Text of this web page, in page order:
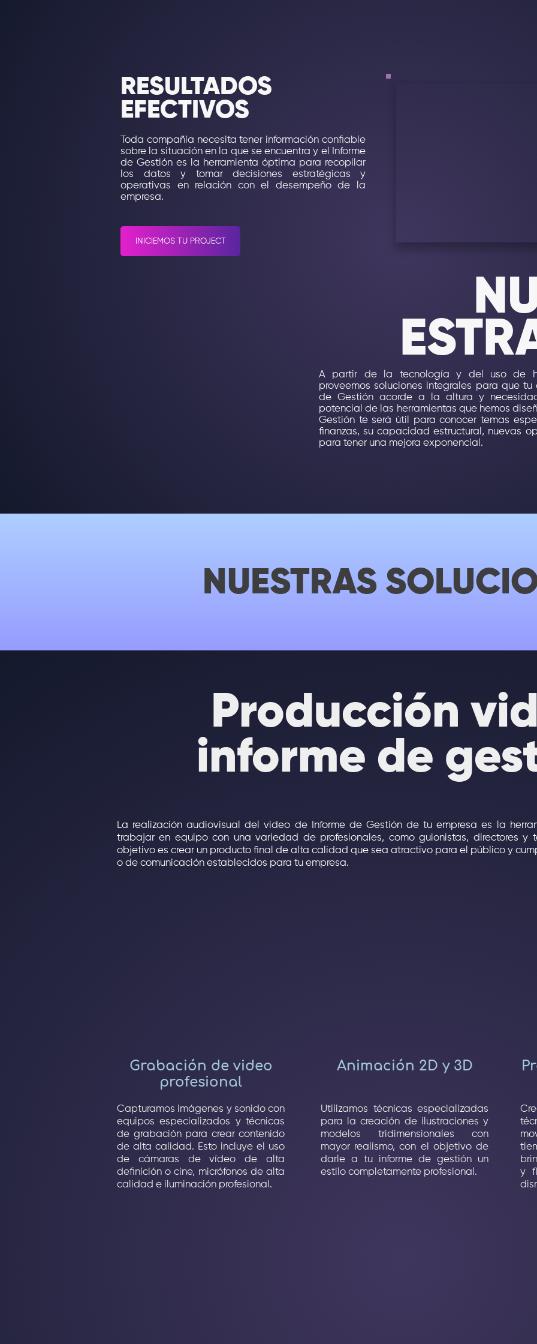
RESULTADOS
EFECTIVOS
Toda compañía necesita tener información confiable
sobre la situación en la que se encuentra y el Informe
de Gestión es la herramienta óptima para recopilar
los datos y tomar decisiones estratégicas y
operativas en relación con el desempeño de la
empresa.
INICIEMOS TU PROJECT
A partir de la tecnología y del uso de
proveemos soluciones integrales para que
de Gestión acorde a la altura y
potencial de las herramientas que hemos
Gestión te será útil para conocer temas
finanzas, su capacidad estructural, nuevas
para tener una mejora exponencial.
NUESTRAS
Producción
informe de
La realización audiovisual del video de Informe de Gestión de tu empresa es la
trabajar en equipo con una variedad de profesionales, como guionistas, directores y
objetivo es crear un producto final de alta calidad que sea atractivo para el público y
o de comunicación establecidos para tu empresa.
Grabación de video
profesional
Capturamos imágenes y sonido con
equipos especializados y técnicas
de grabación para crear contenido
de alta calidad. Esto incluye el uso
de cámaras de vídeo de alta
definición o cine, micrófonos de alta
calidad e iluminación profesional.
Animación 2D y 3D
Utilizamos técnicas especializadas
para la creación de ilustraciones y
modelos tridimensionales con
mayor realismo, con el objetivo de
darle a tu informe de gestión un
estilo completamente profesional.
y